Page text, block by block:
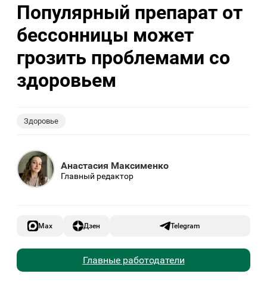
Популярный препарат от
бессонницы может
грозить проблемами со
здоровьем
Здоровье
Анастасия Максименко
Главный редактор
Max Дзен Telegram
Главные работодатели